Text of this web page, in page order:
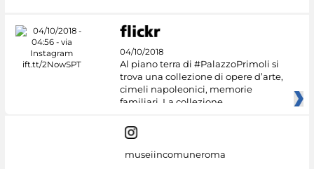
04/10/2018
Al piano terra di #PalazzoPrimoli si
trova una collezione di opere d’arte,
cimeli napoleonici, memorie
familiari. La collezione
museiincomuneroma